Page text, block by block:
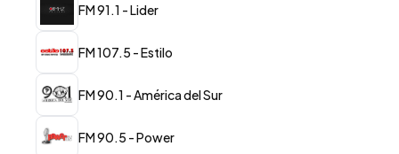
FM 91.1 - Lider
FM 107.5 - Estilo
FM 90.1 - América del Sur
FM 90.5 - Power